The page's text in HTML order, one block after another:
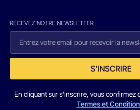
RECEVEZ NOTRE NEWSLETTER
S'INSCRIRE
En cliquant sur s'inscrire, vous confirmez
Termes et